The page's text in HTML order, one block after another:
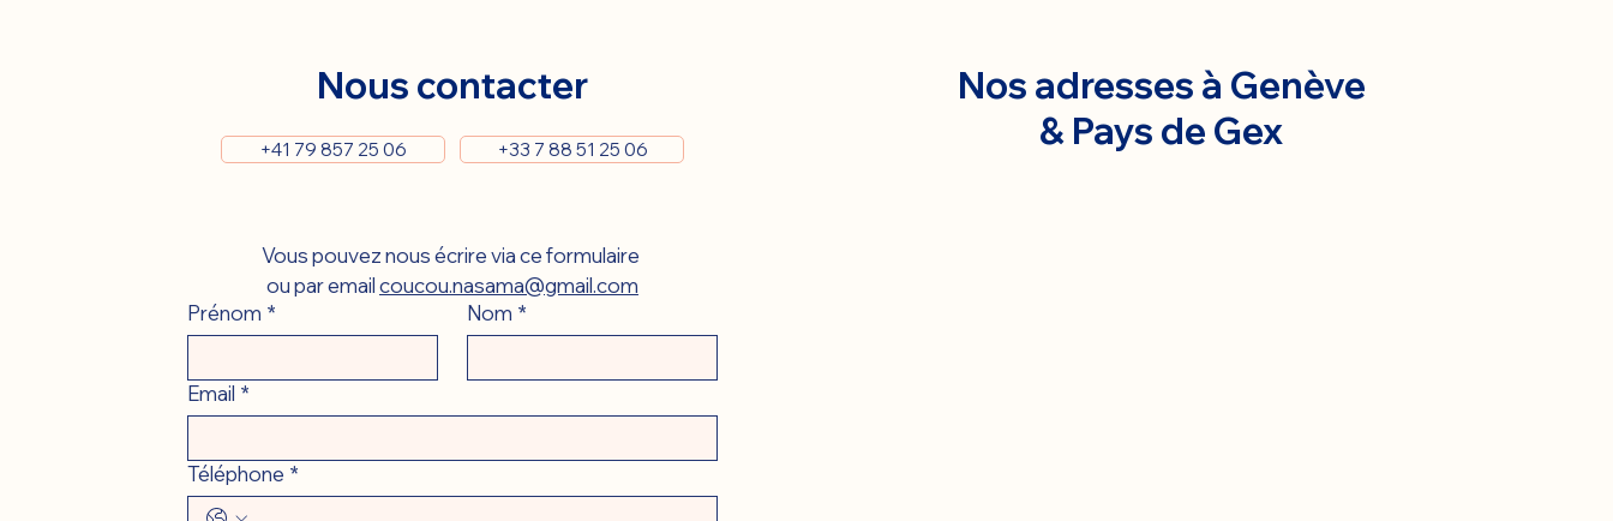
Nous contacter
+41 79 857 25 06 +33 7 88 51 25 06
Vous pouvez nous écrire via ce formulaire
ou par email coucou.nasama@gmail.com
Prénom * Nom *
Email *
Téléphone *
Nos adresses à Genève
& Pays de Gex